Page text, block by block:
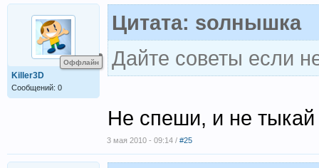
Оффлайн
Killer3D
Сообщений: 0
Цитата: sолнышка
Дайте советы если
Не спеши, и не тыкай
3 мая 2010 - 09:14 / #25